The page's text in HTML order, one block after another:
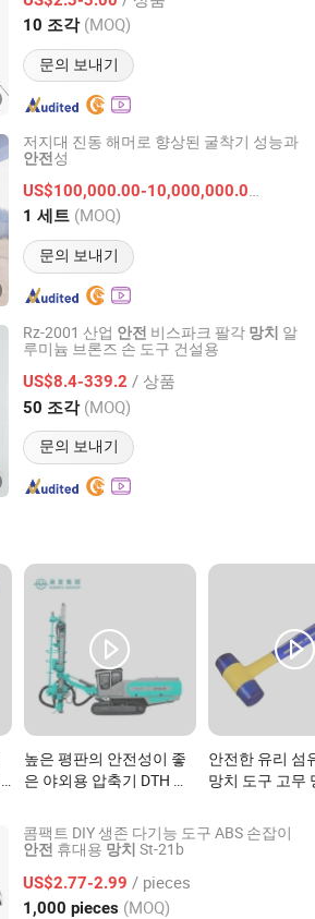
10 조각 (MOQ)
문의 보내기
이후 2026
저지대 진동 해머로 향상된 굴착기 성능과
안전 성
US$100,000.00-10,000,000.00
1 세트 (MOQ)
문의 보내기
MACHINERY CO.,
이후 2018
Rz-2001 산업 안전 비스파크 팔각 망치 알
루미늄 브론즈 손 도구 건설용
US$8.4-339.2 / 상품
50 조각 (MOQ)
문의 보내기
Co., Ltd
이후 2026
높은 평판의 안전성이 좋
은 야외용 압축기 DTH 해
안전한 유리 섬
망치 도구 고무
콤팩트 DIY 생존 다기능 도구 ABS 손잡이
안전 휴대용 망치 St-21b
US$2.77-2.99 / pieces
1,000 pieces (MOQ)
Hardware Manufacture Co., Ltd.
이후 2025